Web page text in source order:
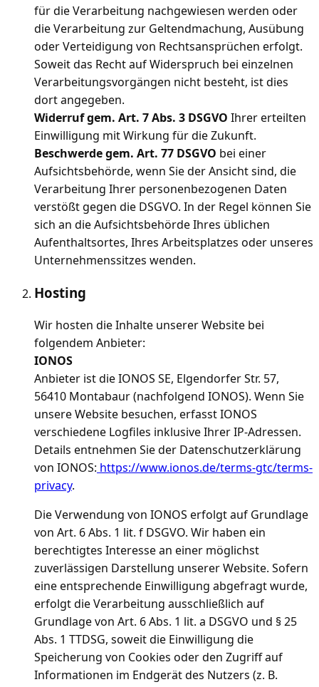
für die Verarbeitung nachgewiesen werden oder
die Verarbeitung zur Geltendmachung, Ausübung
oder Verteidigung von Rechtsansprüchen erfolgt.
Soweit das Recht auf Widerspruch bei einzelnen
Verarbeitungsvorgängen nicht besteht, ist dies
dort angegeben.
Widerruf gem. Art. 7 Abs. 3 DSGVO Ihrer erteilten
Einwilligung mit Wirkung für die Zukunft.
Beschwerde gem. Art. 77 DSGVO bei einer
Aufsichtsbehörde, wenn Sie der Ansicht sind, die
Verarbeitung Ihrer personenbezogenen Daten
verstößt gegen die DSGVO. In der Regel können Sie
sich an die Aufsichtsbehörde Ihres üblichen
Aufenthaltsortes, Ihres Arbeitsplatzes oder unseres
Unternehmenssitzes wenden.
Hosting
Wir hosten die Inhalte unserer Website bei
folgendem Anbieter:
IONOS
Anbieter ist die IONOS SE, Elgendorfer Str. 57,
56410 Montabaur (nachfolgend IONOS). Wenn Sie
unsere Website besuchen, erfasst IONOS
verschiedene Logfiles inklusive Ihrer IP-Adressen.
Details entnehmen Sie der Datenschutzerklärung
von IONOS: https://www.ionos.de/terms-gtc/terms-
privacy.
Die Verwendung von IONOS erfolgt auf Grundlage
von Art. 6 Abs. 1 lit. f DSGVO. Wir haben ein
berechtigtes Interesse an einer möglichst
zuverlässigen Darstellung unserer Website. Sofern
eine entsprechende Einwilligung abgefragt wurde,
erfolgt die Verarbeitung ausschließlich auf
Grundlage von Art. 6 Abs. 1 lit. a DSGVO und § 25
Abs. 1 TTDSG, soweit die Einwilligung die
Speicherung von Cookies oder den Zugriff auf
Informationen im Endgerät des Nutzers (z. B.